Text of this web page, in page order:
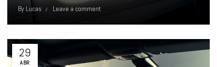
By Lucas Leave a comment
29
ABR